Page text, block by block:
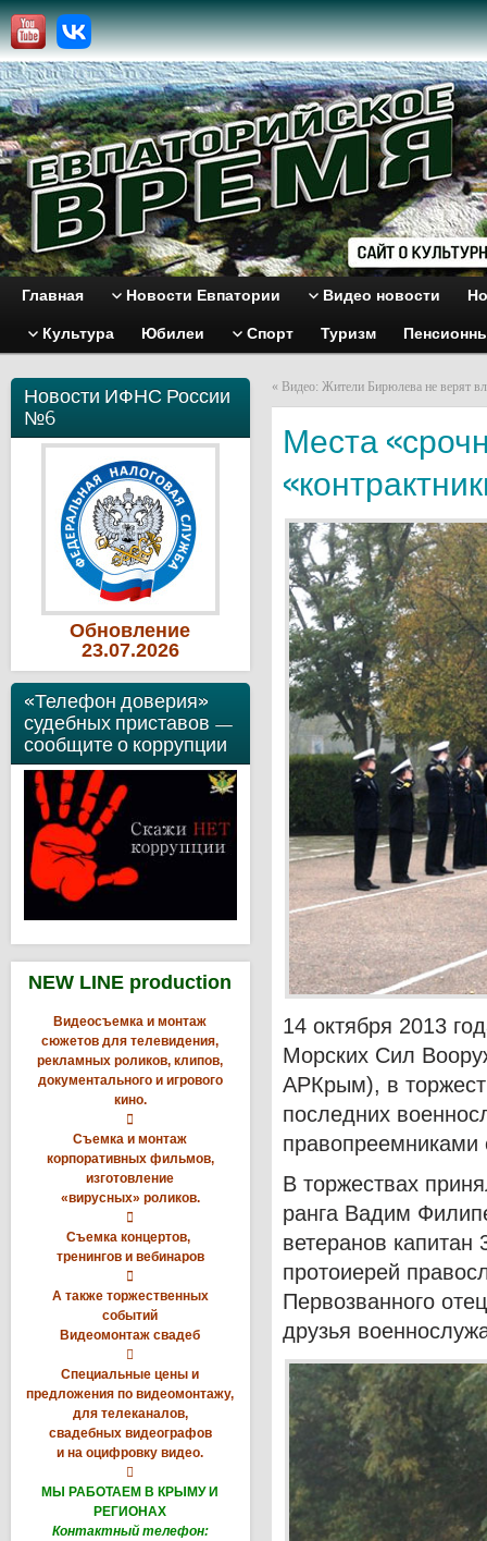
Главная Новости Евпатории Видео новости
Культура Юбилеи Спорт Туризм
Новости ИФНС России
№6
Обновление
23.07.2026
«Телефон доверия»
судебных приставов —
сообщите о коррупции
NEW LINE production
Видеосъемка и монтаж
сюжетов для телевидения,
рекламных роликов, клипов,
документального и игрового
кино.

Съемка и монтаж
корпоративных фильмов,
изготовление
«вирусных» роликов.

Съемка концертов,
тренингов и вебинаров

А также торжественных
событий
Видеомонтаж свадеб

Специальные цены и
предложения по видеомонтажу,
для телеканалов,
свадебных видеографов
и на оцифровку видео.

МЫ РАБОТАЕМ В КРЫМУ И
РЕГИОНАХ
Контактный телефон:
« Видео: Жители Бирюлева не верят
Места
14 октября 2013
Морских Сил
АРКрым), в
последних
правопреемниками
В торжествах
ранга Вадим
ветеранов капитан
протоиерей
Первозванного
друзья